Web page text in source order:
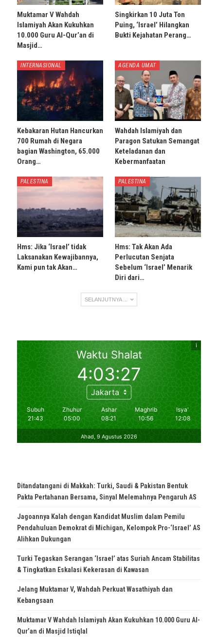
Muktamar V Wahdah
Islamiyah Akan Kukuhkan
10.000 Guru Al-Qur’an di
Masjid…
Singkirkan 10 Juta Ton
Puing, ‘Israel’ Hilangkan
Bukti Kejahatan Perang…
INTERNASIONAL
Kebakaran Hutan Hancurkan
700 Rumah di Negara
bagian Washington, 65.000
Orang…
AGENDA UMAT
Wahdah Islamiyah dan
Paragon Satukan Semangat
Keteladanan dan
Kebermanfaatan
PALESTINA
Hms: Jika ‘Israel’ tidak
Laksanakan Kewajibannya,
Kami pun tak Akan…
PALESTINA
Hms: Tak Akan Ada
Perlucutan Senjata
Sebelum ‘Israel’ Menarik
Diri dari…
SELANJUTNYA ...
Ditandatangani di Makkah: Turki, Saudi & Pakistan Bentuk
Pakta Pertahanan Bersama, Sinyal Melemahnya Pengaruh AS
Jagoannya Kalah dengan Kandidat Muslim dalam Pemilu
Pendahuluan Demokrat di Michigan, Kelompok Pro-‘Israel’ AS
Alihkan Dukungan
Turki Tegaskan Serangan ‘Israel’ atas Suriah Ancam Stabilitas
& Tingkatkan Eskalasi Kekerasan di Kawasan
Jelang Muktamar V, Wahdah Perkuat Wasathiyah dan
Kebangsaan
Muktamar V Wahdah Islamiyah Akan Kukuhkan 10.000 Guru Al-
Qur’an di Masjid Istiqlal